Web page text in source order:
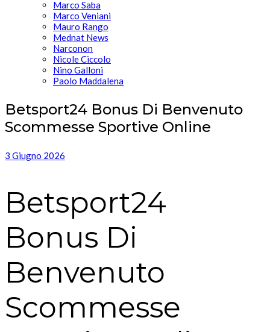
Marco Saba
Marco Veniani
Mauro Rango
Mednat News
Narconon
Nicole Ciccolo
Nino Galloni
Paolo Maddalena
Betsport24 Bonus Di Benvenuto
Scommesse Sportive Online
3 Giugno 2026
Betsport24
Bonus Di
Benvenuto
Scommesse